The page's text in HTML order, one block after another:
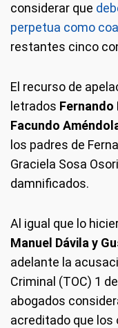
considerar que
perpetua como
restantes cinco
El recurso de
letrados Fernando
Facundo
los padres de
Graciela Sosa
damnificados.
Al igual que lo
Manuel Dávila y
adelante la
Criminal (TOC) 1
abogados
acreditado que